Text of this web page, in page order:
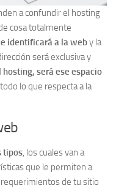
a confundir el hosting
cosa totalmente
identificará a la weby la
será exclusiva y
hosting, será ese espacio
lo que respecta a la
tipos, los cuales van a
que le permiten a
requerimientos de tu sitio